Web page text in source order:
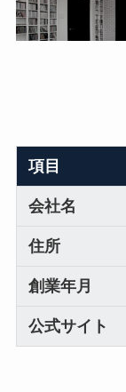
項目
会社名
住所
創業年月
公式サイト